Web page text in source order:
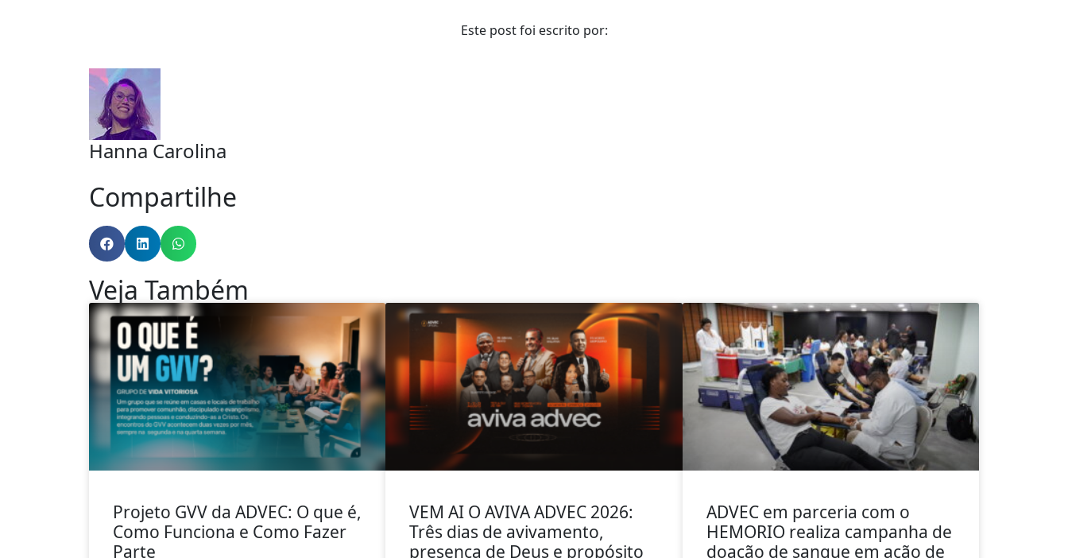
Este post foi escrito por:
Hanna Carolina
Compartilhe
Veja Também
Projeto GVV da ADVEC: O que é,
Como Funciona e Como Fazer
Parte
VEM AI O AVIVA ADVEC 2026:
Três dias de avivamento,
presença de Deus e propósito
ADVEC em parceria com o
HEMORIO realiza campanha de
doação de sangue em ação de